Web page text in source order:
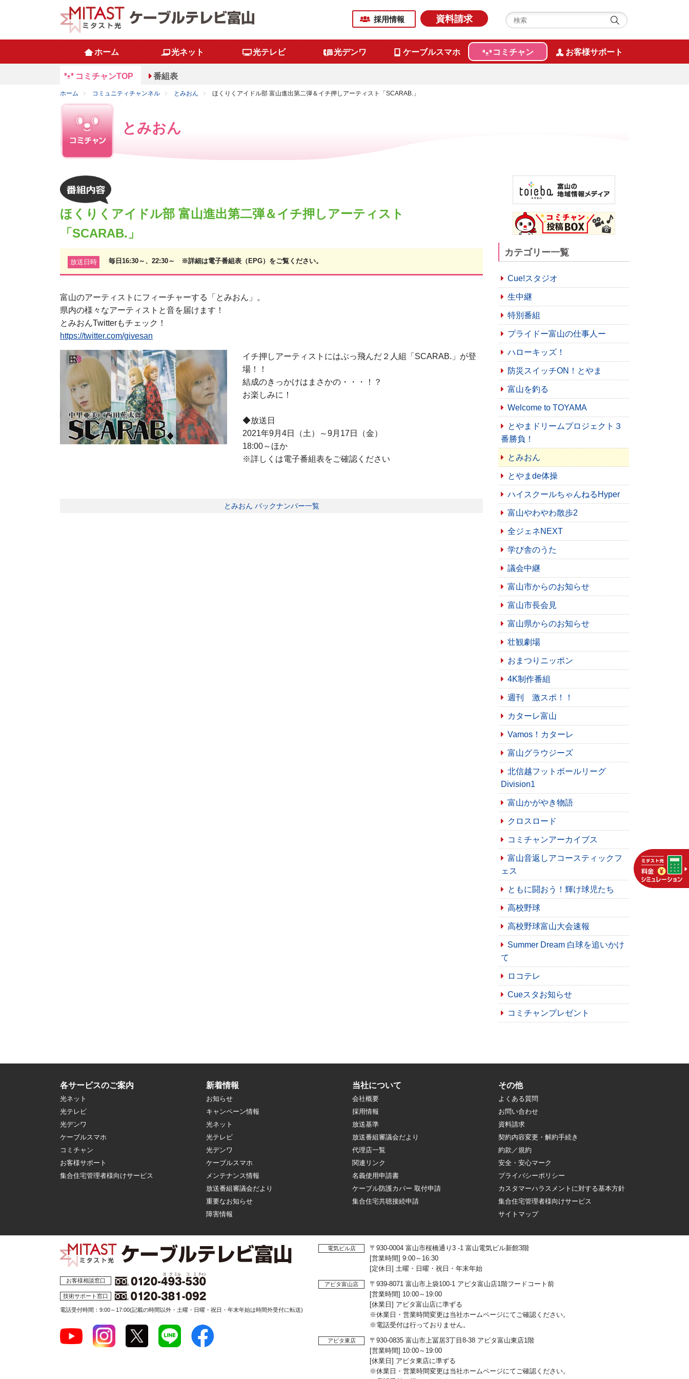
採用情報 資料請求
ホーム 光ネット 光テレビ 光デンワ ケーブルスマホ コミチャン お客様サポート
コミチャンTOP 番組表
ホーム コミュニティチャンネル とみおん ほくりくアイドル部 富山進出第二弾＆イチ押しアーティスト「SCARAB.」
とみおん
ほくりくアイドル部 富山進出第二弾＆イチ押しアーティスト
「SCARAB.」
放送日時 毎日16:30～、22:30～ ※詳細は電子番組表（EPG）をご覧ください。
富山のアーティストにフィーチャーする「とみおん」。
県内の様々なアーティストと音を届けます！
とみおんTwitterもチェック！
https://twitter.com/givesan
イチ押しアーティストにはぶっ飛んだ２人組「SCARAB.」が登
場！！
結成のきっかけはまさかの・・・！？
お楽しみに！
◆放送日
2021年9月4日（土）～9月17日（金）
18:00～ほか
※詳しくは電子番組表をご確認ください
とみおん バックナンバー一覧
カテゴリー一覧
Cue!スタジオ
生中継
特別番組
プライドー富山の仕事人ー
ハローキッズ！
防災スイッチON！とやま
富山を釣る
Welcome to TOYAMA
とやまドリームプロジェクト３
番勝負！
とみおん
とやまde体操
ハイスクールちゃんねるHyper
富山やわやわ散歩2
全ジェネNEXT
学び舎のうた
議会中継
富山市からのお知らせ
富山市長会見
富山県からのお知らせ
壮観劇場
おまつりニッポン
4K制作番組
週刊 激スポ！！
カターレ富山
Vamos！カターレ
富山グラウジーズ
北信越フットボールリーグ
Division1
富山かがやき物語
クロスロード
コミチャンアーカイブス
富山音返しアコースティックフ
ェス
ともに闘おう！輝け球児たち
高校野球
高校野球富山大会速報
Summer Dream 白球を追いかけ
て
ロコテレ
Cueスタお知らせ
コミチャンプレゼント
各サービスのご案内
光ネット
光テレビ
光デンワ
ケーブルスマホ
コミチャン
お客様サポート
集合住宅管理者様向けサービス
新着情報
お知らせ
キャンペーン情報
光ネット
光テレビ
光デンワ
ケーブルスマホ
メンテナンス情報
放送番組審議会だより
重要なお知らせ
障害情報
当社について
会社概要
採用情報
放送基準
放送番組審議会だより
代理店一覧
関連リンク
名義使用申請書
ケーブル防護カバー 取付申請
集合住宅共聴接続申請
その他
よくある質問
お問い合わせ
資料請求
契約内容変更・解約手続き
約款／規約
安全・安心マーク
プライバシーポリシー
カスタマーハラスメントに対する基本方針
集合住宅管理者様向けサービス
サイトマップ
お客様相談窓口
技術サポート窓口
電話受付時間：9:00～17:00(記載の時間以外・土曜・日曜・祝日・年末年始は時間外受付に転送)
電気ビル店
〒930-0004 富山市桜橋通り3 -1 富山電気ビル新館3階
[営業時間] 9:00～16:30
[定休日] 土曜・日曜・祝日・年末年始
アピタ富山店
〒939-8071 富山市上袋100-1 アピタ富山店1階フードコート前
[営業時間] 10:00～19:00
[休業日] アピタ富山店に準ずる
※休業日・営業時間変更は当社ホームページにてご確認ください。
※電話受付は行っておりません。
アピタ東店
〒930-0835 富山市上冨居3丁目8-38 アピタ富山東店1階
[営業時間] 10:00～19:00
[休業日] アピタ東店に準ずる
※休業日・営業時間変更は当社ホームページにてご確認ください。